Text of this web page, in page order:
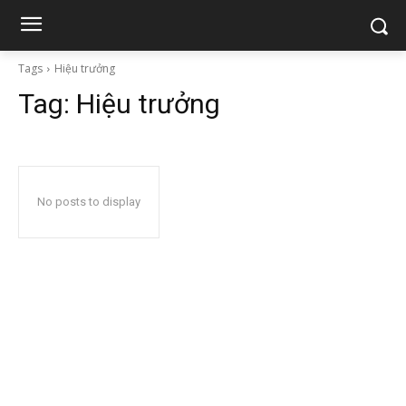
Tags Hiệu trưởng
Tag: Hiệu trưởng
No posts to display